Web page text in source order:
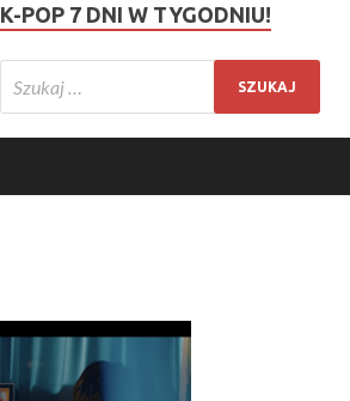
K-POP 7 DNI W TYGODNIU!